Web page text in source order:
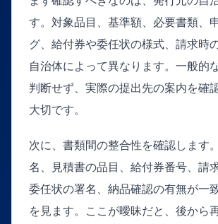
す。対象品目、基準額、必要書類、
グ、給付券や委任状の様式、請求時
自治体によって異なります。一般的
判断せず、実際の提出先の案内を確
大切です。
次に、書類間の整合性を確認します
名、見積書の品目、給付券番号、請
委任状の署名、納品確認の有無が一
を見ます。ここが曖昧だと、後から